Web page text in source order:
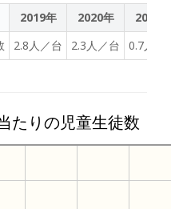
2019年 2020年
2021年
2.8人／台 2.3人／台 0.7人／
たりの児童生徒数